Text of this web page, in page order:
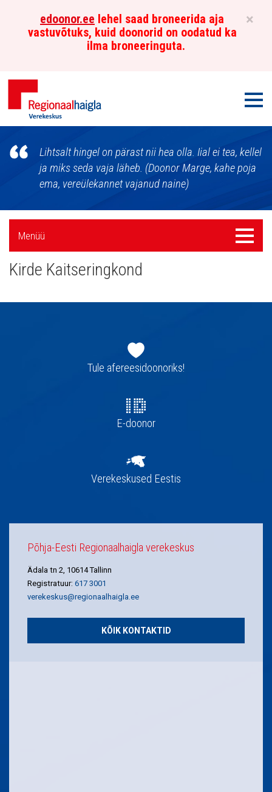
×
edoonor.ee lehel saad broneerida aja
vastuvõtuks, kuid doonorid on oodatud ka
ilma broneeringuta.
Põhja-
Eesti
Regionaalhaigla
Verekeskus
Lihtsalt hingel on pärast nii hea olla. Iial ei tea, kellel
ja miks seda vaja läheb. (Doonor Marge, kahe poja
ema, vereülekannet vajanud naine)
Külgpaani
navigatsioon
Menüü
Menüü
Kirde Kaitseringkond
navigatsioonTule afereesidoonoriks!
E-doonor
Verekeskused Eestis
Põhja-Eesti Regionaalhaigla verekeskus
Ädala tn 2, 10614 Tallinn
Registratuur: 617 3001
verekeskus@regionaalhaigla.ee
KÕIK KONTAKTID